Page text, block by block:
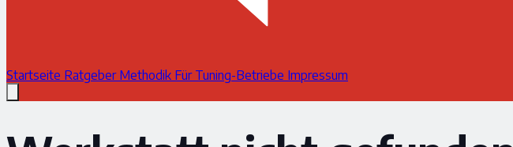
Startseite Ratgeber Methodik Für Tuning-Betriebe Impressum